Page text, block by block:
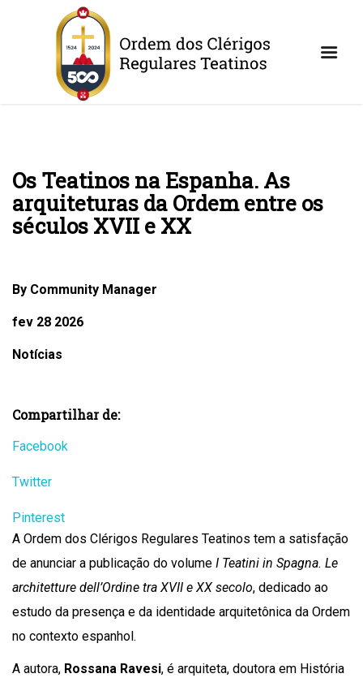
Os Teatinos na Espanha. As
arquiteturas da Ordem entre os
séculos XVII e XX
By Community Manager
fev 28 2026
Notícias
Compartilhar de:
Facebook
Twitter
Pinterest
A Ordem dos Clérigos Regulares Teatinos tem a satisfação
de anunciar a publicação do volume I Teatini in Spagna. Le
architetture dell’Ordine tra XVII e XX secolo, dedicado ao
estudo da presença e da identidade arquitetônica da Ordem
no contexto espanhol.
A autora, Rossana Ravesi, é arquiteta, doutora em História